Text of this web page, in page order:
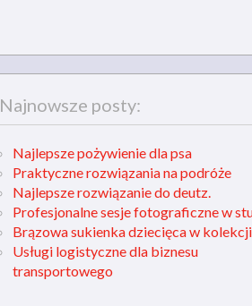
Najnowsze posty:
Najlepsze pożywienie dla psa
Praktyczne rozwiązania na podróże
Najlepsze rozwiązanie do deutz.
Profesjonalne sesje fotograficzne w
Brązowa sukienka dziecięca w
Usługi logistyczne dla biznesu
transportowego